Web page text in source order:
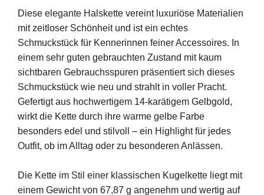
Diese elegante Halskette vereint luxuriöse Materialien
mit zeitloser Schönheit und ist ein echtes
Schmuckstück für Kennerinnen feiner Accessoires. In
einem sehr guten gebrauchten Zustand mit kaum
sichtbaren Gebrauchsspuren präsentiert sich dieses
Schmuckstück wie neu und strahlt in voller Pracht.
Gefertigt aus hochwertigem 14-karätigem Gelbgold,
wirkt die Kette durch ihre warme gelbe Farbe
besonders edel und stilvoll – ein Highlight für jedes
Outfit, ob im Alltag oder zu besonderen Anlässen.
Die Kette im Stil einer klassischen Kugelkette liegt mit
einem Gewicht von 67,87 g angenehm und wertig auf